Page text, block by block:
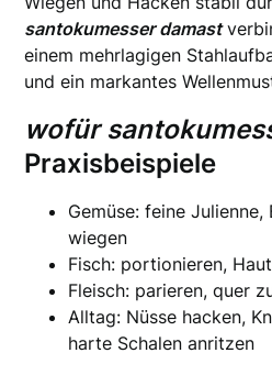
santokumesser damast
einem mehrlagigen
und ein markantes
wofür
Praxisbeispiele
Gemüse: feine Julienne,
wiegen
Fisch: portionieren,
Fleisch: parieren, quer
Alltag: Nüsse hacken,
harte Schalen anritzen